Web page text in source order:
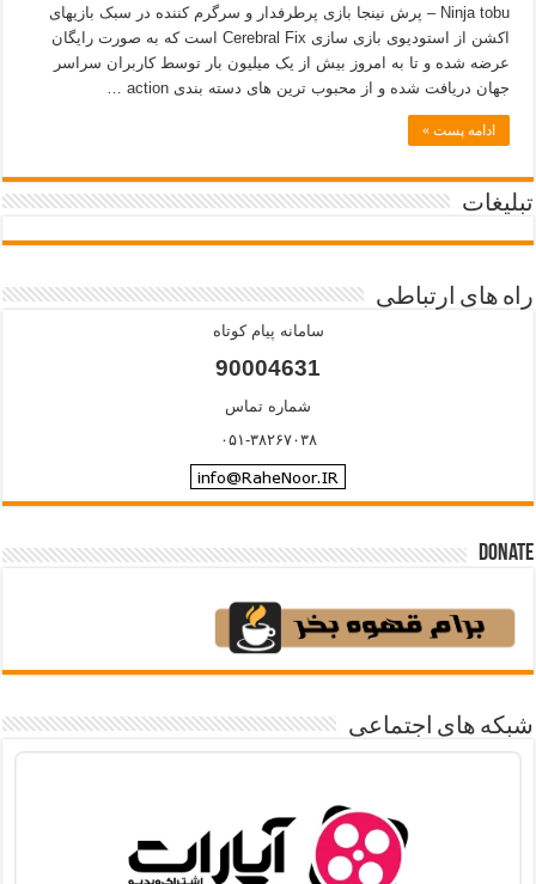
Ninja tobu – پرش نینجا بازی پرطرفدار و سرگرم کننده در سبک بازیهای
اکشن از استودیوی بازی سازی Cerebral Fix است که به صورت رایگان
عرضه شده و تا به امروز بیش از یک میلیون بار توسط کاربران سراسر
جهان دریافت شده و از محبوب ترین های دسته بندی action …
ادامه پست »
تبلیغات
راه های ارتباطی
سامانه پیام کوتاه
90004631
شماره تماس
۰۵۱-۳۸۲۶۷۰۳۸
Donate
شبکه های اجتماعی